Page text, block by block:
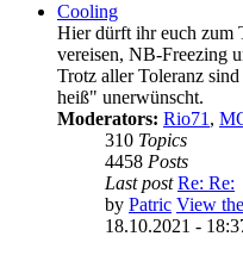
Cooling
Hier dürft ihr euch zum
vereisen, NB-Freezing
Trotz aller Toleranz
heiß" unerwünscht.
Moderators: Rio71,
310 Topics
4458 Posts
Last post Re: Re:
by Patric View
18.10.2021 -